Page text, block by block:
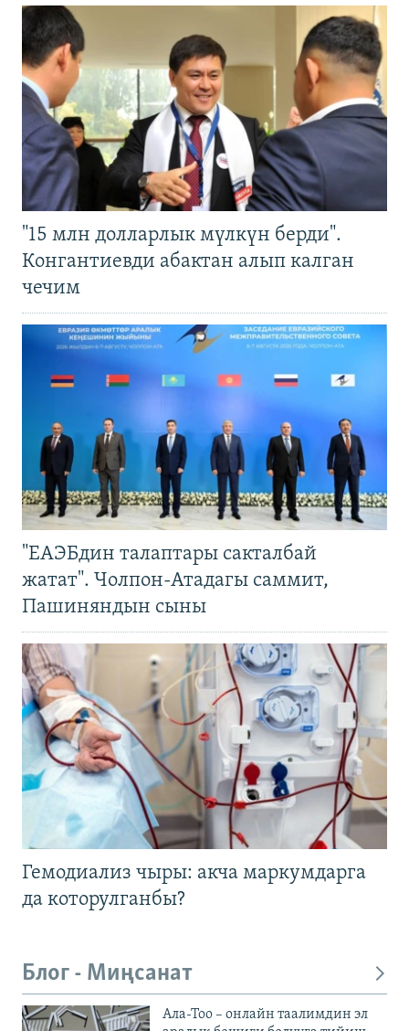
"15 млн долларлык мүлкүн берди".
Конгантиевди абактан алып калган
чечим
"ЕАЭБдин талаптары сакталбай
жатат". Чолпон-Атадагы саммит,
Пашиняндын сыны
Гемодиализ чыры: акча маркумдарга
да которулганбы?
Блог - Миңсанат
Ала-Тоо – онлайн таалимдин эл